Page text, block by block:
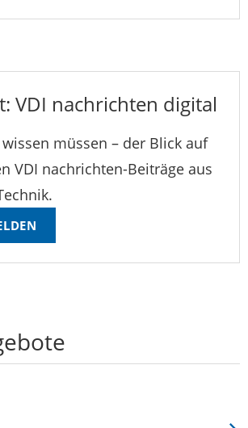
VDI nachrichten digital
wissen müssen – der Blick auf
VDI nachrichten-Beiträge aus